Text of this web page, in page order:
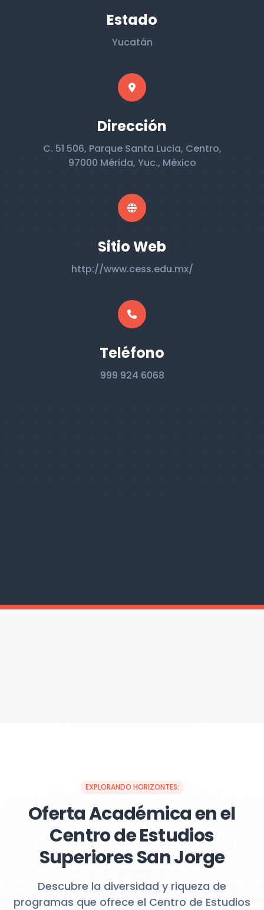
Estado
Yucatán
Dirección
C. 51 506, Parque Santa Lucia, Centro,
97000 Mérida, Yuc., México
Sitio Web
http://www.cess.edu.mx/
Teléfono
999 924 6068
EXPLORANDO HORIZONTES:
Oferta Académica en el
Centro de Estudios
Superiores San Jorge
Descubre la diversidad y riqueza de
programas que ofrece el Centro de Estudios